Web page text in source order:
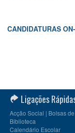
CANDIDATURAS
Ligações
Acção Social | Bolsas
Biblioteca
Calendário Escolar